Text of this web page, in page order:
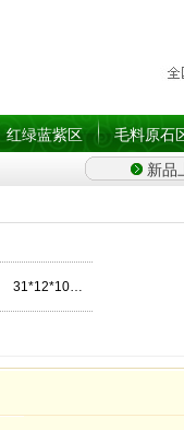
红绿蓝紫区 毛料原石
新品
31*12*10CM